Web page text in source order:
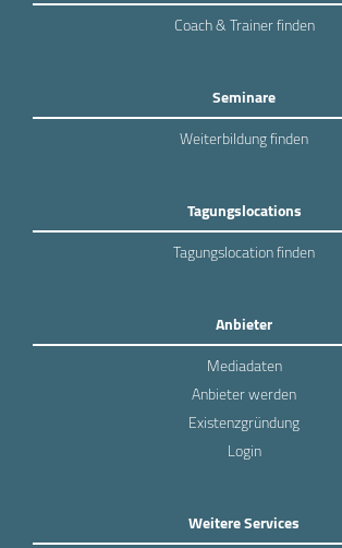
Coach & Trainer finden
Seminare
Weiterbildung finden
Tagungslocations
Tagungslocation finden
Anbieter
Mediadaten
Anbieter werden
Existenzgründung
Login
Weitere Services